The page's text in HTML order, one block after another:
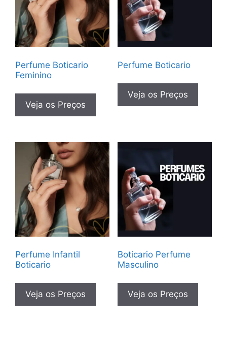
Perfume Boticario
Feminino
Veja os Preços
Perfume Boticario
Veja os Preços
Perfume Infantil
Boticario
Veja os Preços
Boticario Perfume
Masculino
Veja os Preços